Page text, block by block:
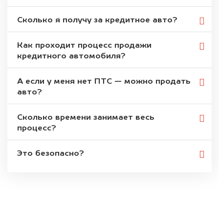
Сколько я получу за кредитное авто?
Как проходит процесс продажи
кредитного автомобиля?
А если у меня нет ПТС — можно продать
авто?
Сколько времени занимает весь
процесс?
Это безопасно?